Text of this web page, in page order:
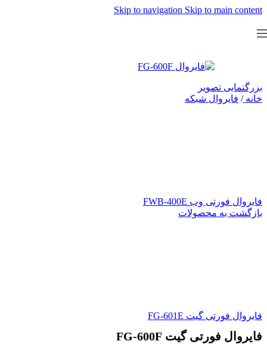
Skip to navigation Skip to main content
بزرگنمایی تصویر
خانه/ فایروال شبکه
فایروال فورتی وب FWB-400E
بازگشت به محصولات
فایروال فورتی گیت FG-601E
فایروال فورتی گیت FG-600F